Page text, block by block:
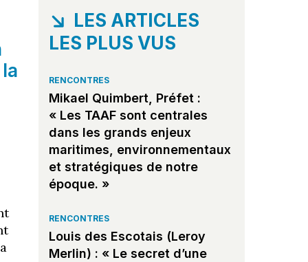
LES ARTICLES
LES PLUS VUS
RENCONTRES
Mikael Quimbert, Préfet :
« Les TAAF sont centrales
dans les grands enjeux
maritimes, environnementaux
et stratégiques de notre
époque. »
RENCONTRES
Louis des Escotais (Leroy
Merlin) : « Le secret d’une